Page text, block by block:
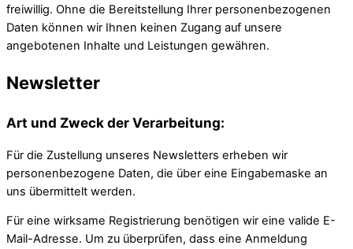
freiwillig. Ohne die Bereitstellung Ihrer personenbezogenen
Daten können wir Ihnen keinen Zugang auf unsere
angebotenen Inhalte und Leistungen gewähren.
Newsletter
Art und Zweck der Verarbeitung:
Für die Zustellung unseres Newsletters erheben wir
personenbezogene Daten, die über eine Eingabemaske an
uns übermittelt werden.
Für eine wirksame Registrierung benötigen wir eine valide E-
Mail-Adresse. Um zu überprüfen, dass eine Anmeldung